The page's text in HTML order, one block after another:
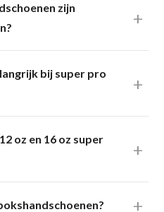
zijn
bij super pro
oz en 16 oz super